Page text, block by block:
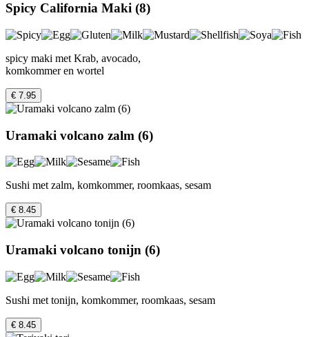
Spicy California Maki (8)
spicy maki met Krab, avocado,
komkommer en wortel
€ 7.95
Uramaki volcano zalm (6)
Sushi met zalm, komkommer, roomkaas, sesam
€ 8.45
Uramaki volcano tonijn (6)
Sushi met tonijn, komkommer, roomkaas, sesam
€ 8.45